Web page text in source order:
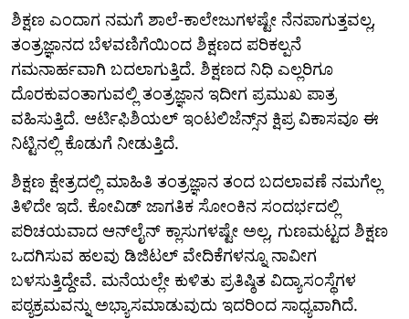
ಶಿಕ್ಷಣ ಎಂದಾಗ ನಮಗೆ ಶಾಲೆ-ಕಾಲೇಜುಗಳಷ್ಟೇ ನೆನಪಾಗುತ್ತವಲ್ಲ,
ತಂತ್ರಜ್ಞಾನದ ಬೆಳವಣಿಗೆಯಿಂದ ಶಿಕ್ಷಣದ ಪರಿಕಲ್ಪನೆ
ಗಮನಾರ್ಹವಾಗಿ ಬದಲಾಗುತ್ತಿದೆ. ಶಿಕ್ಷಣದ ನಿಧಿ ಎಲ್ಲರಿಗೂ
ದೊರಕುವಂತಾಗುವಲ್ಲಿ ತಂತ್ರಜ್ಞಾನ ಇದೀಗ ಪ್ರಮುಖ ಪಾತ್ರ
ವಹಿಸುತ್ತಿದೆ. ಆರ್ಟಿಫಿಶಿಯಲ್ ಇಂಟಲಿಜೆನ್ಸ್‌ನ ಕ್ಷಿಪ್ರ ವಿಕಾಸವೂ ಈ
ನಿಟ್ಟಿನಲ್ಲಿ ಕೊಡುಗೆ ನೀಡುತ್ತಿದೆ.
ಶಿಕ್ಷಣ ಕ್ಷೇತ್ರದಲ್ಲಿ ಮಾಹಿತಿ ತಂತ್ರಜ್ಞಾನ ತಂದ ಬದಲಾವಣೆ ನಮಗೆಲ್ಲ
ತಿಳಿದೇ ಇದೆ. ಕೋವಿಡ್ ಜಾಗತಿಕ ಸೋಂಕಿನ ಸಂದರ್ಭದಲ್ಲಿ
ಪರಿಚಯವಾದ ಆನ್‌ಲೈನ್ ಕ್ಲಾಸುಗಳಷ್ಟೇ ಅಲ್ಲ, ಗುಣಮಟ್ಟದ ಶಿಕ್ಷಣ
ಒದಗಿಸುವ ಹಲವು ಡಿಜಿಟಲ್ ವೇದಿಕೆಗಳನ್ನೂ ನಾವೀಗ
ಬಳಸುತ್ತಿದ್ದೇವೆ. ಮನೆಯಲ್ಲೇ ಕುಳಿತು ಪ್ರತಿಷ್ಠಿತ ವಿದ್ಯಾಸಂಸ್ಥೆಗಳ
ಪಠ್ಯಕ್ರಮವನ್ನು ಅಭ್ಯಾಸಮಾಡುವುದು ಇದರಿಂದ ಸಾಧ್ಯವಾಗಿದೆ.